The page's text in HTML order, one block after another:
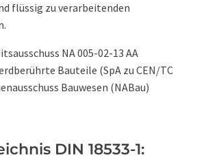
flüssig zu verarbeitenden
NA 005-02-13 AA
Bauteile (SpA zu CEN/TC
Bauwesen (NABau)
DIN 18533-1: